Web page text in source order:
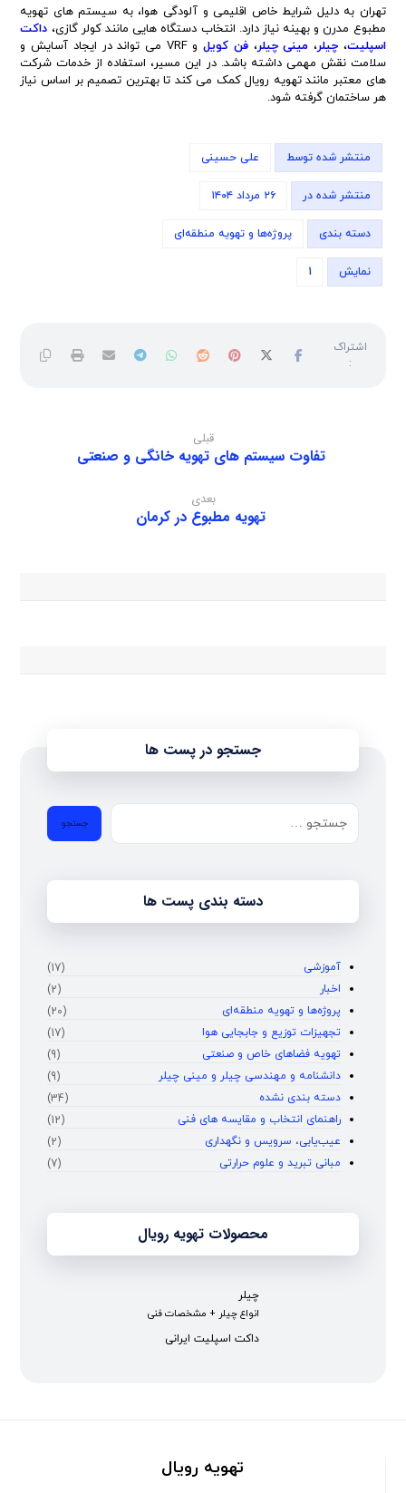
تهران به دلیل شرایط خاص اقلیمی و آلودگی هوا، به سیستم های تهویه
مطبوع مدرن و بهینه نیاز دارد. انتخاب دستگاه هایی مانند کولر گازی، داکت
اسپلیت،چیلر، مینی چیلر،فن کویل
و VRF می تواند در ایجاد آسایش و
سلامت نقش مهمی داشته باشد. در این مسیر، استفاده از خدمات شرکت
های معتبر مانند تهویه رویال کمک می کند تا بهترین تصمیم بر اساس نیاز
هر ساختمان گرفته شود.
منتشر شده توسط علی حسینی
منتشر شده در ۲۶ مرداد ۱۴۰۴
دسته بندی پروژه‌ها و تهویه منطقه‌ای
نمایش 1
قبلی
تفاوت سیستم های تهویه خانگی و صنعتی
بعدی
تهویه مطبوع در کرمان
جستجو در پست ها
دسته بندی پست ها
آموزشی
(17)
اخبار
(2)
پروژه‌ها و تهویه منطقه‌ای
(20)
تجهیزات توزیع و جابجایی هوا
(17)
تهویه فضاهای خاص و صنعتی
(9)
دانشنامه و مهندسی چیلر و مینی چیلر
(9)
دسته بندی نشده
(34)
راهنمای انتخاب و مقایسه‌ های فنی
(12)
عیب‌یابی، سرویس و نگهداری
(2)
مبانی تبرید و علوم حرارتی
(7)
محصولات تهویه رویال
چیلر
انواع چیلر + مشخصات فنی
داکت اسپلیت ایرانی
تهویه رویال